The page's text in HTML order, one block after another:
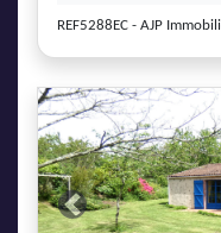
REF5288EC - AJP
Previous